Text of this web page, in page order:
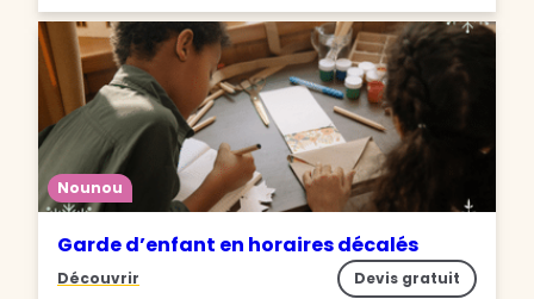
Nounou
Garde d’enfant en horaires décalés
Découvrir Devis gratuit